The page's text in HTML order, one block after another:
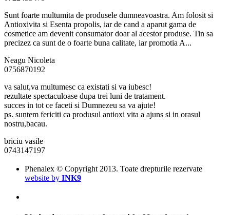
Sunt foarte multumita de produsele dumneavoastra. Am folosit si
Antioxivita si Esenta propolis, iar de cand a aparut gama de
cosmetice am devenit consumator doar al acestor produse. Tin sa
precizez ca sunt de o foarte buna calitate, iar promotia A...
Neagu Nicoleta
0756870192
va salut,va multumesc ca existati si va iubesc!
rezultate spectaculoase dupa trei luni de tratament.
succes in tot ce faceti si Dumnezeu sa va ajute!
ps. suntem fericiti ca produsul antioxi vita a ajuns si in orasul
nostru,bacau.
briciu vasile
0743147197
Phenalex © Copyright 2013. Toate drepturile rezervate
website by INK9